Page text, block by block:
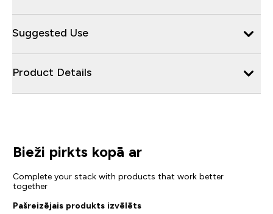
Suggested Use
Product Details
Bieži pirkts kopā ar
Complete your stack with products that work better
together
Pašreizējais produkts izvēlēts